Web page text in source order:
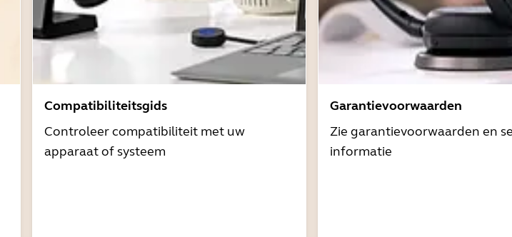
Compatibiliteitsgids
Controleer compatibiliteit met uw
apparaat of systeem
Garantievoorwaarden
Zie garantievoorwaarden en
informatie